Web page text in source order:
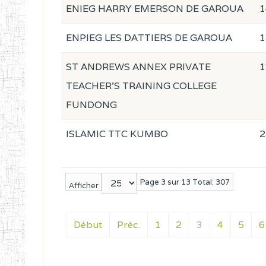
Afficher Page 3 sur 13 Total: 307
Début Préc. 1 2 3 4 5 6
ENIEG HARRY EMERSON DE GAROUA
ENPIEG LES DATTIERS DE GAROUA
ST ANDREWS ANNEX PRIVATE
TEACHER'S TRAINING COLLEGE
FUNDONG
ISLAMIC TTC KUMBO